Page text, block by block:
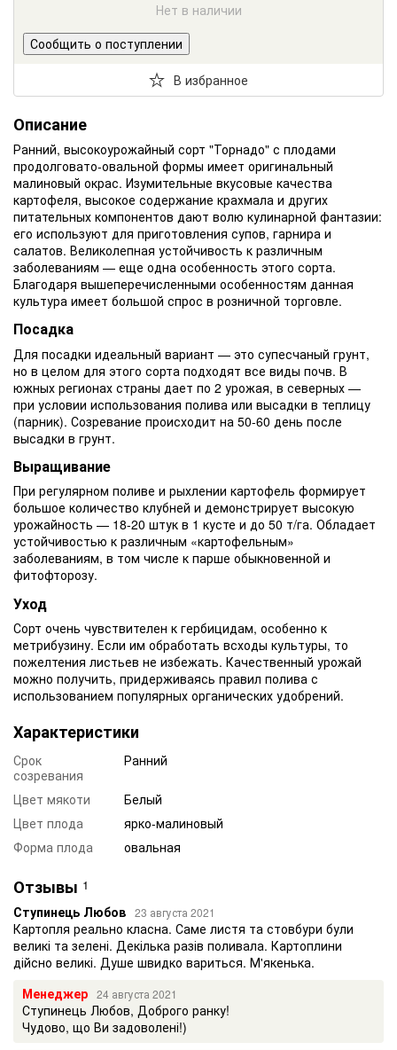
Нет в наличии
Сообщить о поступлении
В избранное
Описание
Ранний, высокоурожайный сорт "Торнадо" с плодами
продолговато-овальной формы имеет оригинальный
малиновый окрас. Изумительные вкусовые качества
картофеля, высокое содержание крахмала и других
питательных компонентов дают волю кулинарной фантазии:
его используют для приготовления супов, гарнира и
салатов. Великолепная устойчивость к различным
заболеваниям — еще одна особенность этого сорта.
Благодаря вышеперечисленными особенностям данная
культура имеет большой спрос в розничной торговле.
Посадка
Для посадки идеальный вариант — это супесчаный грунт,
но в целом для этого сорта подходят все виды почв. В
южных регионах страны дает по 2 урожая, в северных —
при условии использования полива или высадки в теплицу
(парник). Созревание происходит на 50-60 день после
высадки в грунт.
Выращивание
При регулярном поливе и рыхлении картофель формирует
большое количество клубней и демонстрирует высокую
урожайность — 18-20 штук в 1 кусте и до 50 т/га. Обладает
устойчивостью к различным «картофельным»
заболеваниям, в том числе к парше обыкновенной и
фитофторозу.
Уход
Сорт очень чувствителен к гербицидам, особенно к
метрибузину. Если им обработать всходы культуры, то
пожелтения листьев не избежать. Качественный урожай
можно получить, придерживаясь правил полива с
использованием популярных органических удобрений.
Характеристики
Срок
созревания
Ранний
Цвет мякоти
Белый
Цвет плода
ярко-малиновый
Форма плода
овальная
Отзывы 1
Ступинець Любов 23 августа 2021
Картопля реально класна. Саме листя та стовбури були
великі та зелені. Декілька разів поливала. Картоплини
дійсно великі. Душе швидко вариться. М'якенька.
Менеджер 24 августа 2021
Ступинець Любов, Доброго ранку!
Чудово, що Ви задоволені!)